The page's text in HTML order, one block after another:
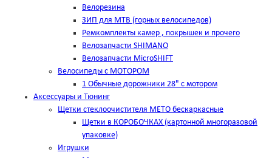
Велорезина
ЗИП для MTB (горных велосипедов)
Ремкомплекты камер , покрышек и прочего
Велозапчасти SHIMANO
Велозапчасти MicroSHIFT
Велосипеды с МОТОРОМ
1 Обычные дорожники 28" с мотором
Аксессуары и Тюнинг
Щетки стеклоочистителя METO бескаркасные
Щетки в КОРОБОЧКАХ (картонной многоразовой
упаковке)
Игрушки